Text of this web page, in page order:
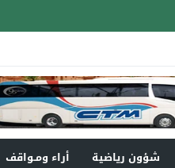
شؤون رياضية أراء ومـواقف